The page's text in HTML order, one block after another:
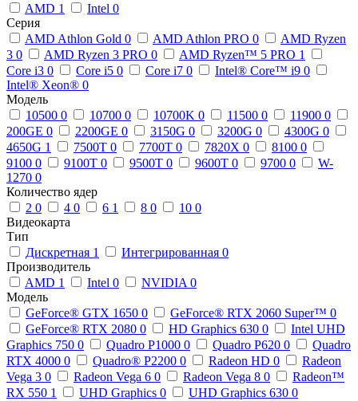
AMD 1 Intel 0
Серия
AMD Athlon Gold 0 AMD Athlon PRO 0
AMD Ryzen
3 0 AMD Ryzen 3 PRO 0 AMD Ryzen™ 5 PRO 1
Core i3 0 Core i5 0 Core i7 0 Intel® Core™ i9 0
Intel® Xeon® 0
Модель
10500 0 10700 0 10700K 0 11500 0 11900 0
200GE 0 2200GE 0 3150G 0 3200G 0 4300G 0
4650G 1 7500T 0 7700T 0 7820X 0 8100 0
9100 0 9100T 0 9500T 0 9600T 0 9700 0
W-
1270 0
Количество ядер
2 0 4 0 6 1 8 0 10 0
Видеокарта
Тип
Дискретная 1 Интегрированная 0
Производитель
AMD 1 Intel 0 NVIDIA 0
Модель
GeForce® GTX 1650 0 GeForce® RTX 2060 Super™ 0
GeForce® RTX 2080 0 HD Graphics 630 0
Intel UHD
Graphics 750 0 Quadro P1000 0 Quadro P620 0
Quadro
RTX 4000 0 Quadro® P2200 0 Radeon HD 0
Radeon
Vega 3 0 Radeon Vega 6 0 Radeon Vega 8 0
Radeon™
RX 550 1 UHD Graphics 0 UHD Graphics 630 0